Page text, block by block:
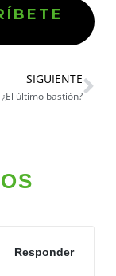
SIGUIENTE
¿El último bastión?
Responder